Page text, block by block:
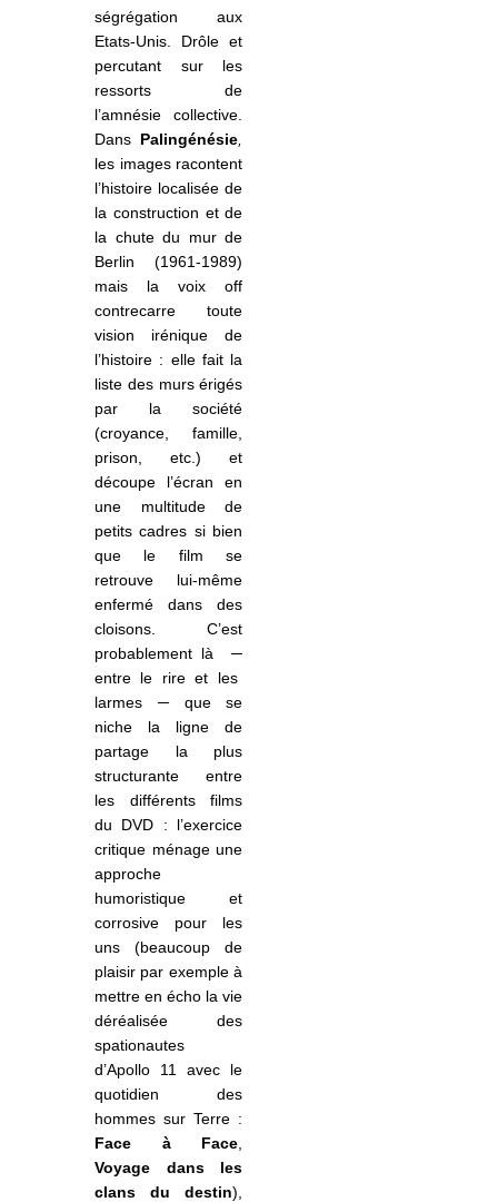
ségrégation aux
Etats-Unis. Drôle et
percutant sur les
ressorts de
l’amnésie collective.
Dans Palingénésie
les images racontent
l’histoire localisée de
la construction et de
la chute du mur de
Berlin (1961-1989)
mais la voix
off
contrecarre toute
vision irénique de
l’histoire : elle fait la
liste des murs érigés
par la société
(croyance, famille,
prison, etc.) et
découpe l’écran en
une multitude de
petits cadres si bien
que le film se
retrouve lui-même
enfermé dans des
cloisons. C’est
probablement là─
entre le rire et les
larmes ─ que se
niche la ligne de
partage la plus
structurante entre
les différents films
du DVD : l’exercice
critique ménage une
approche
humoristique et
corrosive pour les
uns (beaucoup de
plaisir par exemple à
mettre en écho la vie
déréalisée des
spationautes
d’Apollo 11 avec le
quotidien des
hommes sur Terre :
Face à Face
Voyage dans les
clans du destin),